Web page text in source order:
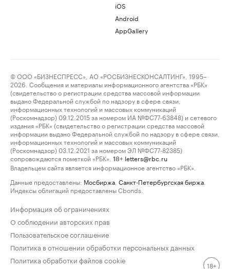
iOS
Android
AppGallery
© ООО «БИЗНЕСПРЕСС», АО «РОСБИЗНЕСКОНСАЛТИНГ», 1995–
2026. Сообщения и материалы информационного агентства «РБК»
(свидетельство о регистрации средства массовой информации
выдано Федеральной службой по надзору в сфере связи,
информационных технологий и массовых коммуникаций
(Роскомнадзор) 09.12.2015 за номером ИА №ФС77-63848) и сетевого
издания «РБК» (свидетельство о регистрации средства массовой
информации выдано Федеральной службой по надзору в сфере связи,
информационных технологий и массовых коммуникаций
(Роскомнадзор) 03.12.2021 за номером ЭЛ №ФС77-82385)
сопровождаются пометкой «РБК».
18+ letters@rbc.ru
Владельцем сайта является информационное агентство «РБК».
Данные предоставлены: Мосбиржа Санкт-Петербургская биржа
Индексы облигаций предоставлены Cbonds.
Информация об ограничениях
О соблюдении авторских прав
Пользовательское соглашение
Политика в отношении обработки персональных данных
Политика обработки файлов cookie
18+